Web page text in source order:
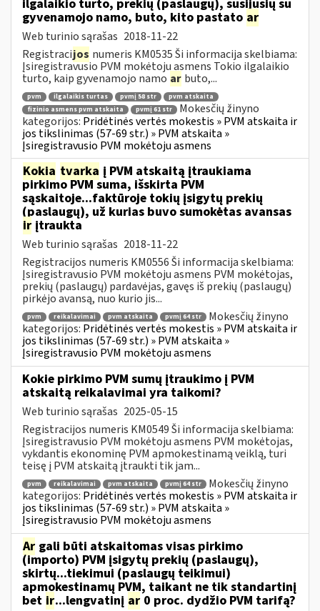
ilgalaikio turto, prekių (paslaugų), susijusių su
gyvenamojo namo, buto, kito pastato ar
Web turinio sąrašas 2018-11-22
Registracijos numeris KM0535 Ši informacija skelbiama:
Įsiregistravusio PVM mokėtoju asmens Tokio ilgalaikio
turto, kaip gyvenamojo namo ar buto,...
pvm ilgalaikis turtas pvmį 58 str
pvm atskaita
fizinio asmens pvm atskaita
pvmį 61 str
Mokesčių žinyno
kategorijos: Pridėtinės vertės mokestis » PVM atskaita ir
jos tikslinimas (57-69 str.) » PVM atskaita »
Įsiregistravusio PVM mokėtoju asmens
Kokia tvarka į PVM atskaitą įtraukiama
pirkimo PVM suma, išskirta PVM
sąskaitoje...faktūroje tokių įsigytų prekių
(paslaugų), už kurias buvo sumokėtas avansas
ir įtraukta
Web turinio sąrašas 2018-11-22
Registracijos numeris KM0556 Ši informacija skelbiama:
Įsiregistravusio PVM mokėtoju asmens PVM mokėtojas,
prekių (paslaugų) pardavėjas, gavęs iš prekių (paslaugų)
pirkėjo avansą, nuo kurio jis...
pvm reikalavimai pvm atskaita pvmį 64 str
Mokesčių žinyno
kategorijos: Pridėtinės vertės mokestis » PVM atskaita ir
jos tikslinimas (57-69 str.) » PVM atskaita »
Įsiregistravusio PVM mokėtoju asmens
Kokie pirkimo PVM sumų įtraukimo į PVM
atskaitą reikalavimai yra taikomi?
Web turinio sąrašas 2025-05-15
Registracijos numeris KM0549 Ši informacija skelbiama:
Įsiregistravusio PVM mokėtoju asmens PVM mokėtojas,
vykdantis ekonominę PVM apmokestinamą veiklą, turi
teisę į PVM atskaitą įtraukti tik jam...
pvm reikalavimai pvm atskaita pvmį 64 str
Mokesčių žinyno
kategorijos: Pridėtinės vertės mokestis » PVM atskaita ir
jos tikslinimas (57-69 str.) » PVM atskaita »
Įsiregistravusio PVM mokėtoju asmens
Ar gali būti atskaitomas visas pirkimo
(importo) PVM įsigytų prekių (paslaugų),
skirtų...tiekimui (paslaugų teikimui)
apmokestinamų PVM, taikant ne tik standartinį
bet ir...lengvatinį ar 0 proc. dydžio PVM tarifą?